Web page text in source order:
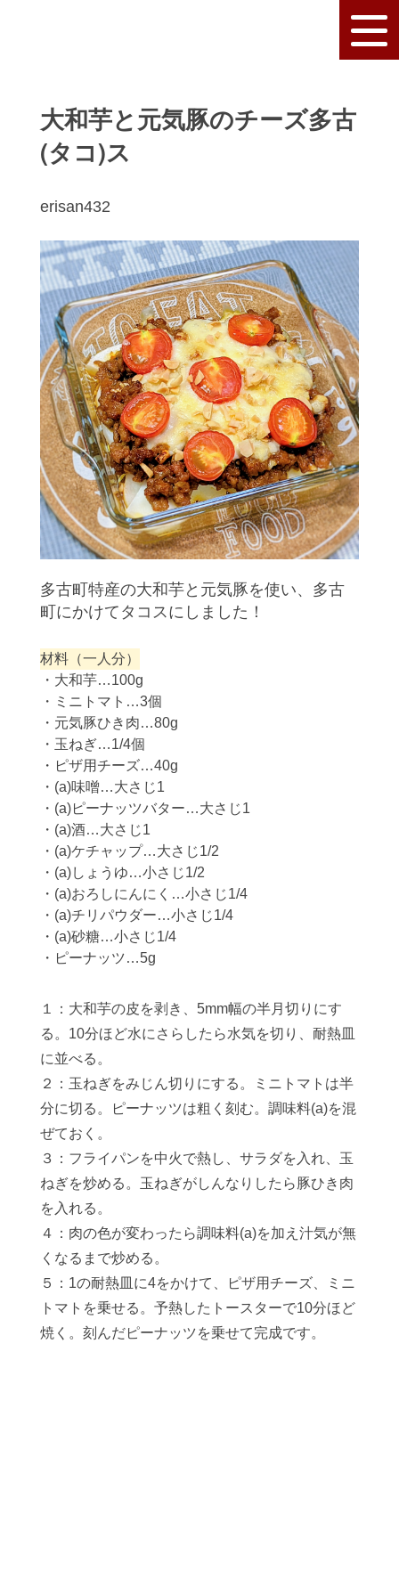
大和芋と元気豚のチーズ多古
(タコ)ス
erisan432
多古町特産の大和芋と元気豚を使い、多古
町にかけてタコスにしました！
材料（一人分）
・大和芋…100g
・ミニトマト…3個
・元気豚ひき肉…80g
・玉ねぎ…1/4個
・ピザ用チーズ…40g
・(a)味噌…大さじ1
・(a)ピーナッツバター…大さじ1
・(a)酒…大さじ1
・(a)ケチャップ…大さじ1/2
・(a)しょうゆ…小さじ1/2
・(a)おろしにんにく…小さじ1/4
・(a)チリパウダー…小さじ1/4
・(a)砂糖…小さじ1/4
・ピーナッツ…5g
１：大和芋の皮を剥き、5mm幅の半月切りにす
る。10分ほど水にさらしたら水気を切り、耐熱皿
に並べる。
２：玉ねぎをみじん切りにする。ミニトマトは半
分に切る。ピーナッツは粗く刻む。調味料(a)を混
ぜておく。
３：フライパンを中火で熱し、サラダを入れ、玉
ねぎを炒める。玉ねぎがしんなりしたら豚ひき肉
を入れる。
４：肉の色が変わったら調味料(a)を加え汁気が無
くなるまで炒める。
５：1の耐熱皿に4をかけて、ピザ用チーズ、ミニ
トマトを乗せる。予熱したトースターで10分ほど
焼く。刻んだピーナッツを乗せて完成です。